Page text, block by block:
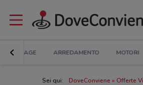
BRICOLAGE ARREDAMENTO MOTORI
Sei qui: DoveConviene Offerte